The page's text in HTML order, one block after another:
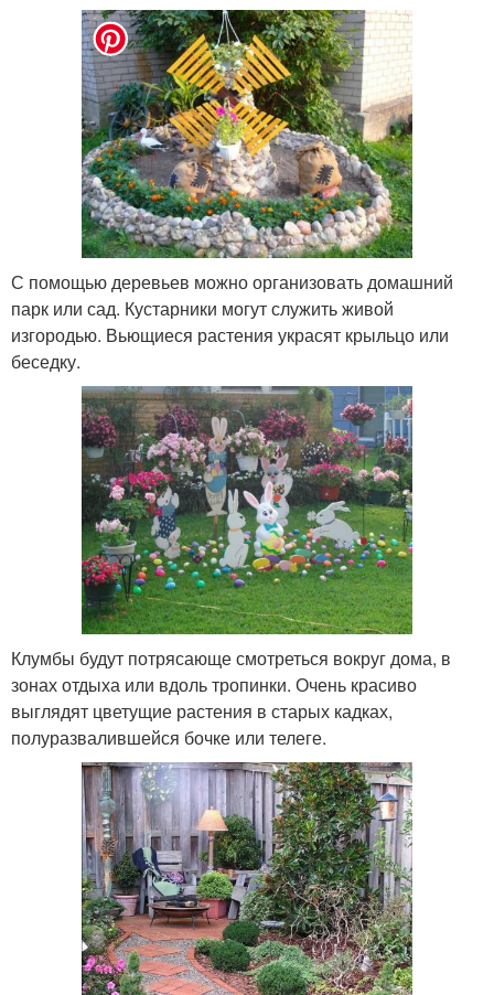
С помощью деревьев можно организовать домашний
парк или сад. Кустарники могут служить живой
изгородью. Вьющиеся растения украсят крыльцо или
беседку.
Клумбы будут потрясающе смотреться вокруг дома, в
зонах отдыха или вдоль тропинки. Очень красиво
выглядят цветущие растения в старых кадках,
полуразвалившейся бочке или телеге.